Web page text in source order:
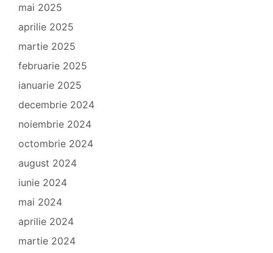
mai 2025
aprilie 2025
martie 2025
februarie 2025
ianuarie 2025
decembrie 2024
noiembrie 2024
octombrie 2024
august 2024
iunie 2024
mai 2024
aprilie 2024
martie 2024